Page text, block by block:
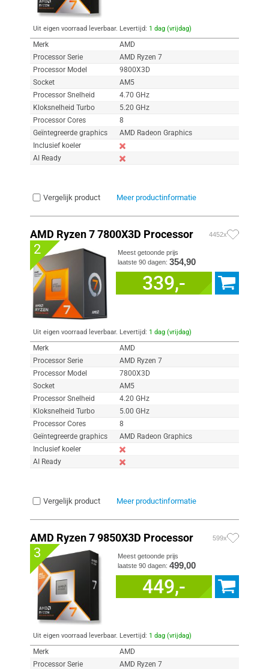
Uit eigen voorraad leverbaar. Levertijd: 1 dag (vrijdag)
Merk
AMD
Processor Serie
AMD Ryzen 7
Processor Model
9800X3D
Socket
AM5
Processor Snelheid
4.70 GHz
Kloksnelheid Turbo
5.20 GHz
Processor Cores
8
Geïntegreerde graphics
AMD Radeon Graphics
Inclusief koeler
AI Ready
Vergelijk product Meer productinformatie
AMD Ryzen 7 7800X3D Processor 4452x
2
Meest getoonde prijs
laatste 90 dagen: 354,90
339,-
Uit eigen voorraad leverbaar. Levertijd: 1 dag (vrijdag)
Merk
AMD
Processor Serie
AMD Ryzen 7
Processor Model
7800X3D
Socket
AM5
Processor Snelheid
4.20 GHz
Kloksnelheid Turbo
5.00 GHz
Processor Cores
8
Geïntegreerde graphics
AMD Radeon Graphics
Inclusief koeler
AI Ready
Vergelijk product Meer productinformatie
AMD Ryzen 7 9850X3D Processor 599x
3
Meest getoonde prijs
laatste 90 dagen: 499,00
449,-
Uit eigen voorraad leverbaar. Levertijd: 1 dag (vrijdag)
Merk
AMD
Processor Serie
AMD Ryzen 7